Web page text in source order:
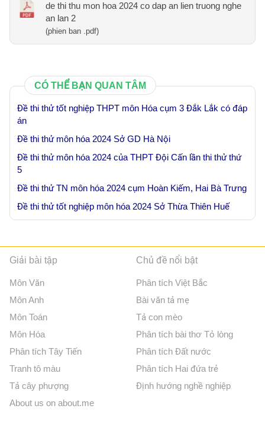
de thi thu mon hoa 2024 co dap an lien truong nghe
an lan 2
(phien ban .pdf)
CÓ THỂ BẠN QUAN TÂM
Đề thi thử tốt nghiệp THPT môn Hóa cụm 3 Đắk Lắk có đáp
án
Đề thi thử môn hóa 2024 Sở GD Hà Nội
Đề thi thử môn hóa 2024 của THPT Đội Cấn lần thi thử thứ
5
Đề thi thử TN môn hóa 2024 cụm Hoàn Kiếm, Hai Bà Trưng
Đề thi thử tốt nghiệp môn hóa 2024 Sở Thừa Thiên Huế
Giải bài tập
Môn Văn
Môn Anh
Môn Toán
Môn Hóa
Phân tích Tây Tiến
Tranh tô màu
Tả cây phượng
About us on about.me
Chủ đề nổi bật
Phân tích Việt Bắc
Bài văn tả mẹ
Tả con mèo
Phân tích bài thơ Tỏ lòng
Phân tích Đất nước
Phân tích Hai đứa trẻ
Định hướng nghề nghiệp